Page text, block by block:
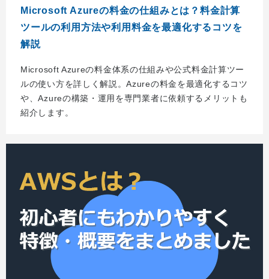
Microsoft Azureの料金の仕組みとは？料金計算
ツールの利用方法や利用料金を最適化するコツを
解説
Microsoft Azureの料金体系の仕組みや公式料金計算ツー
ルの使い方を詳しく解説。Azureの料金を最適化するコツ
や、Azureの構築・運用を専門業者に依頼するメリットも
紹介します。